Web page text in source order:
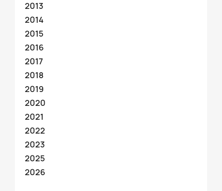
2013
2014
2015
2016
2017
2018
2019
2020
2021
2022
2023
2025
2026